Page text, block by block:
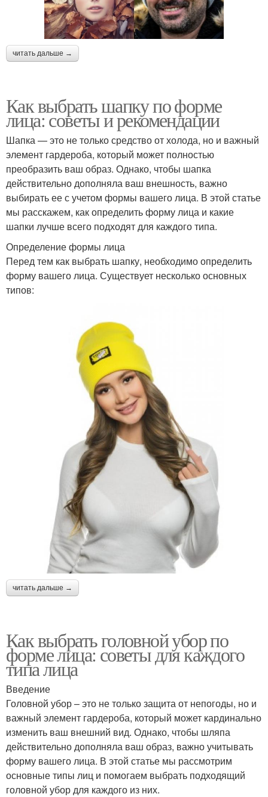
читать дальше →
Как выбрать шапку по форме
лица: советы и рекомендации
Шапка — это не только средство от холода, но и важный
элемент гардероба, который может полностью
преобразить ваш образ. Однако, чтобы шапка
действительно дополняла ваш внешность, важно
выбирать ее с учетом формы вашего лица. В этой статье
мы расскажем, как определить форму лица и какие
шапки лучше всего подходят для каждого типа.
Определение формы лица
Перед тем как выбрать шапку, необходимо определить
форму вашего лица. Существует несколько основных
типов:
читать дальше →
Как выбрать головной убор по
форме лица: советы для каждого
типа лица
Введение
Головной убор – это не только защита от непогоды, но и
важный элемент гардероба, который может кардинально
изменить ваш внешний вид. Однако, чтобы шляпа
действительно дополняла ваш образ, важно учитывать
форму вашего лица. В этой статье мы рассмотрим
основные типы лиц и помогаем выбрать подходящий
головной убор для каждого из них.